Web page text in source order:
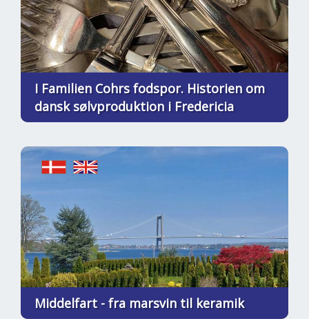
I Familien Cohrs fodspor. Historien om
dansk sølvproduktion i Fredericia
Middelfart - fra marsvin til keramik